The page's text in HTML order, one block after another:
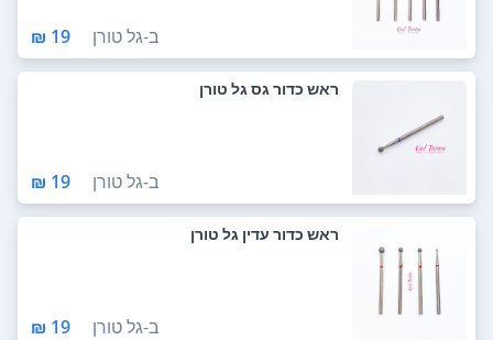
ב-גל טורן 19 ₪
ראש כדור גס גל טורן
ב-גל טורן 19 ₪
ראש כדור עדין גל טורן
ב-גל טורן 19 ₪